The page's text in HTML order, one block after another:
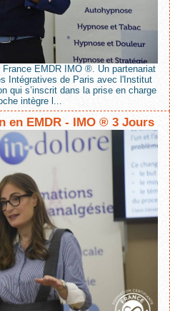
EMDR IMO ®. Un partenariat
Intégratives de Paris avec l'Institut
qui s’inscrit dans la prise en charge
intègre l...
en EMDR - IMO ® 3 Jours